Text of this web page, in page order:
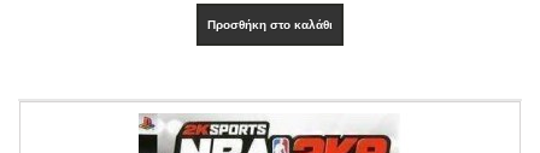
Προσθήκη στο καλάθι